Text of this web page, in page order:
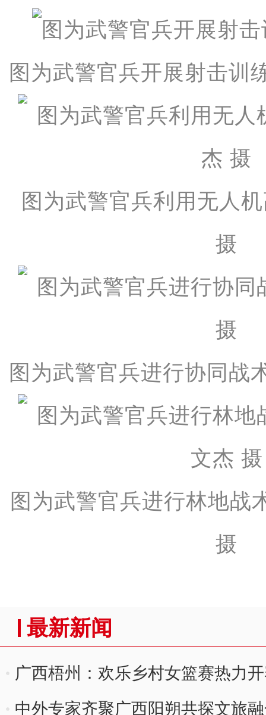
图为武警官兵开展射击训
图为武警官兵利用无人
摄
图为武警官兵进行协同战
图为武警官兵进行林地战
摄
最新新闻
广西梧州：欢乐乡村女篮赛热力
中外专家齐聚广西阳朔共探文旅